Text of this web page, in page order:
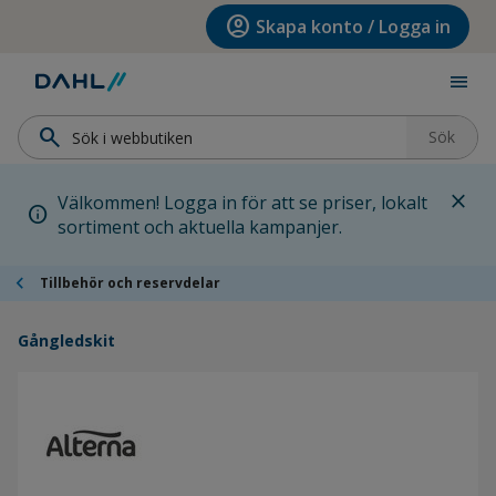
Hoppa till huvudinnehållet account_circle Skapa konto / Logga in
menu
search Sök
info Välkommen! Logga in för att se priser, lokalt
sortiment och aktuella kampanjer.
close
chevron_left Tillbehör och reservdelar
Gångledskit